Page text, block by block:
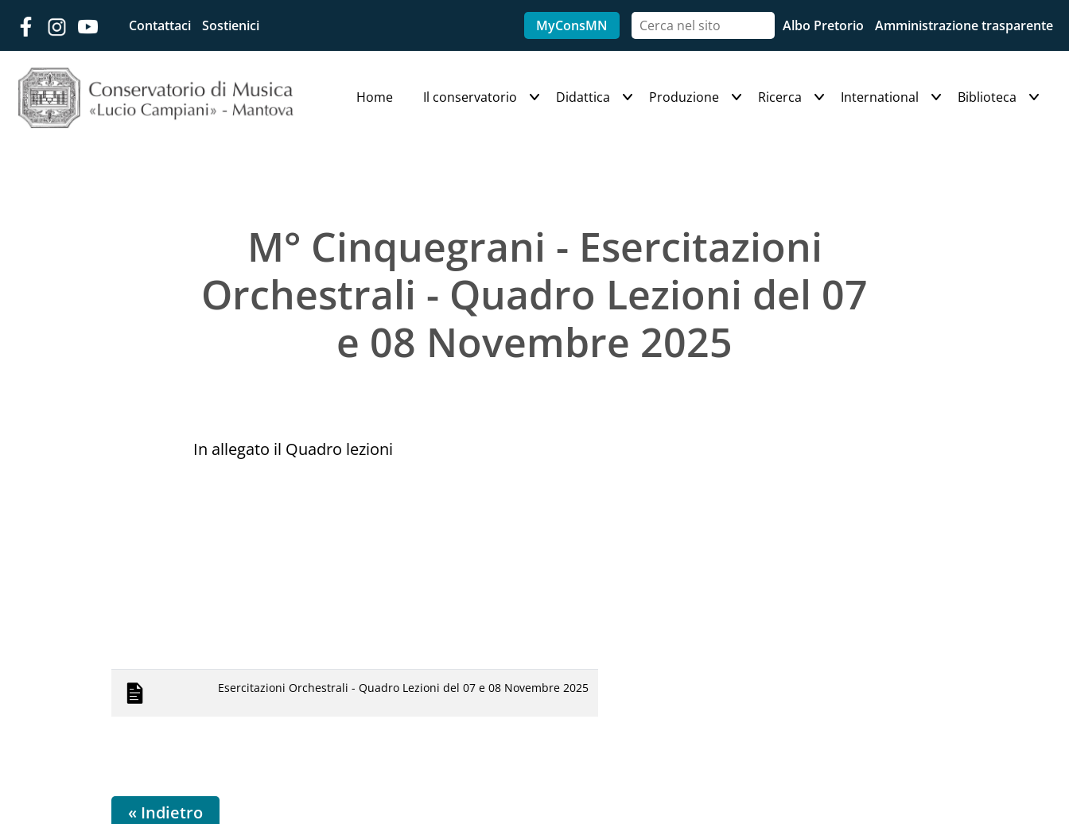
Contattaci Sostienici Albo Pretorio Amministrazione trasparente
MyConsMN
Home Il conservatorio Didattica Produzione Ricerca International Biblioteca
M° Cinquegrani - Esercitazioni
Orchestrali - Quadro Lezioni del 07
e 08 Novembre 2025
In allegato il Quadro lezioni
Esercitazioni Orchestrali - Quadro Lezioni del 07 e 08 Novembre 2025
« Indietro